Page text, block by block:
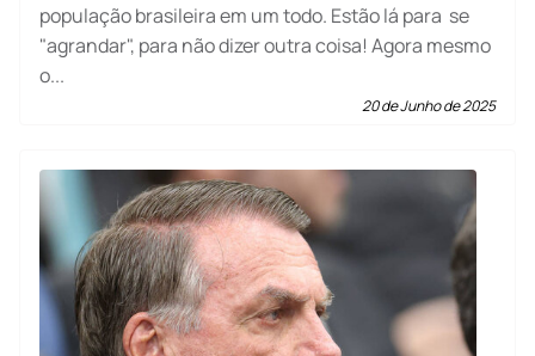
população brasileira em um todo. Estão lá para se
"agrandar", para não dizer outra coisa! Agora mesmo
o...
20 de Junho de 2025